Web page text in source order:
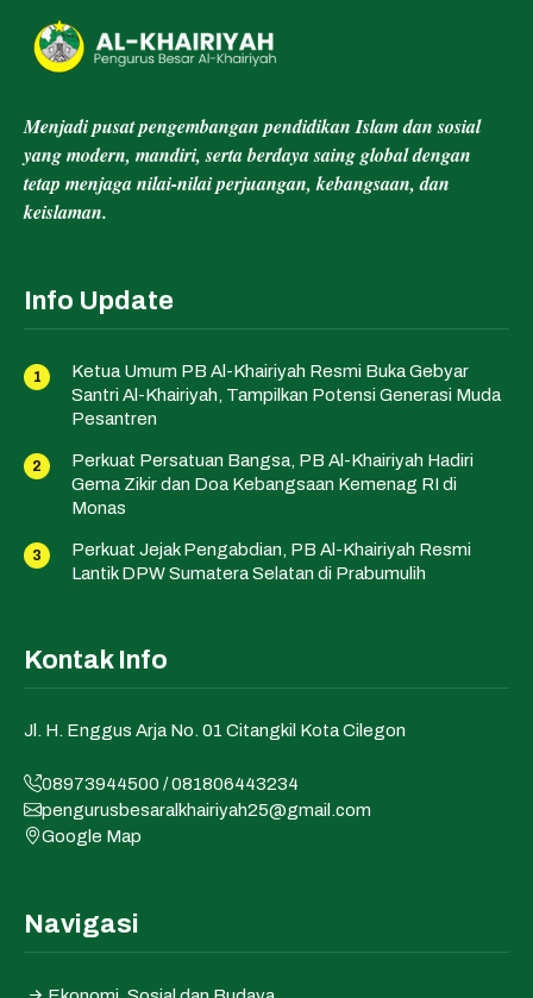
Menjadi pusat pengembangan pendidikan Islam dan sosial
yang modern, mandiri, serta berdaya saing global dengan
tetap menjaga nilai-nilai perjuangan, kebangsaan, dan
keislaman.
Info Update
Ketua Umum PB Al-Khairiyah Resmi Buka Gebyar
Santri Al-Khairiyah, Tampilkan Potensi Generasi Muda
Pesantren
Perkuat Persatuan Bangsa, PB Al-Khairiyah Hadiri
Gema Zikir dan Doa Kebangsaan Kemenag RI di
Monas
Perkuat Jejak Pengabdian, PB Al-Khairiyah Resmi
Lantik DPW Sumatera Selatan di Prabumulih
Kontak Info
Jl. H. Enggus Arja No. 01 Citangkil Kota Cilegon
08973944500 / 081806443234
pengurusbesaralkhairiyah25@gmail.com
Google Map
Navigasi